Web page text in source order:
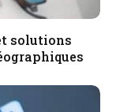
solutions